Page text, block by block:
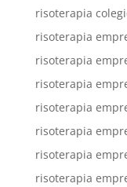
risoterapia
risoterapia
risoterapia
risoterapia
risoterapia
risoterapia
risoterapia
risoterapia